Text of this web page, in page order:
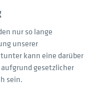
nur so lange
unserer
kann eine darüber
gesetzlicher
sein.